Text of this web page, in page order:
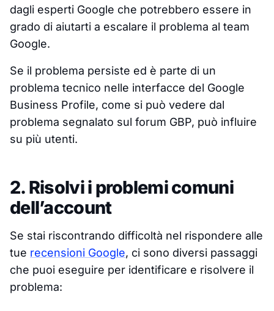
dagli esperti Google che potrebbero essere in
grado di aiutarti a escalare il problema al team
Google.
Se il problema persiste ed è parte di un
problema tecnico nelle interfacce del Google
Business Profile, come si può vedere dal
problema segnalato sul forum GBP, può influire
su più utenti.
2. Risolvi i problemi comuni
dell’account
Se stai riscontrando difficoltà nel rispondere alle
tue recensioni Google, ci sono diversi passaggi
che puoi eseguire per identificare e risolvere il
problema: